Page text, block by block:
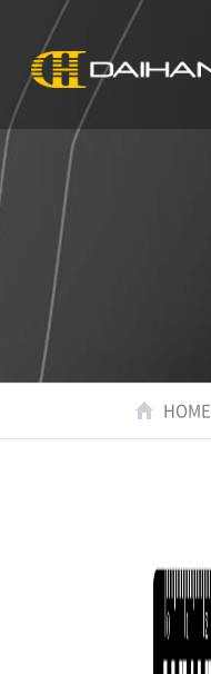
HOME